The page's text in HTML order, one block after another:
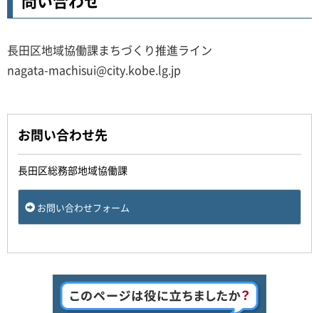
長田区地域協働課まちづくり推進ライン
nagata-machisui@city.kobe.lg.jp
お問い合わせ先
長田区総務部地域協働課
お問い合わせフォーム